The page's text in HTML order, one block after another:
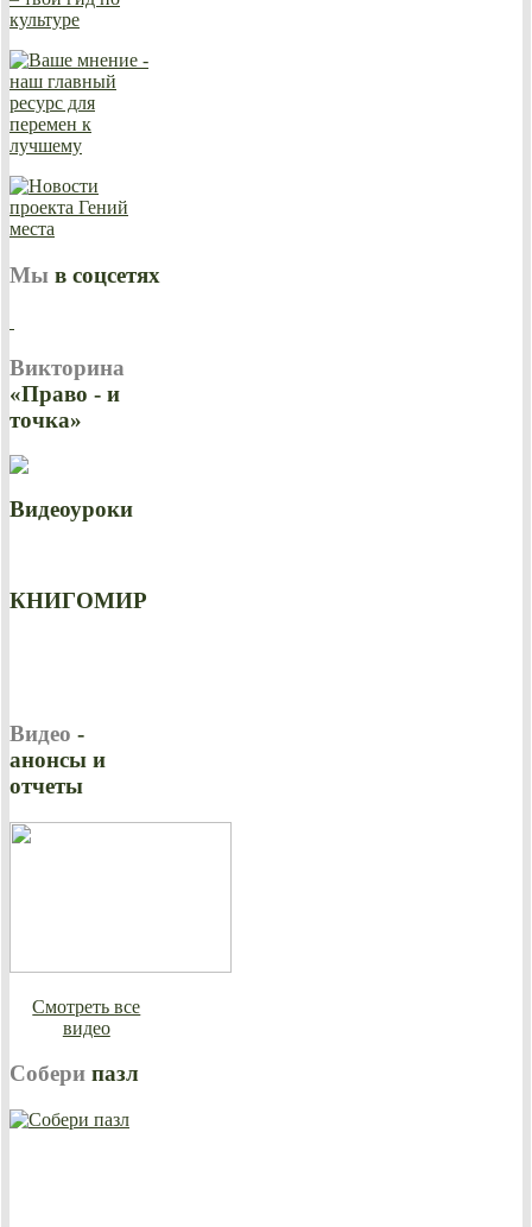
Мы в соцсетях
Викторина
«Право - и
точка»
Видеоуроки
КНИГОМИР
Видео -
анонсы и
отчеты
Смотреть все
видео
Собери пазл